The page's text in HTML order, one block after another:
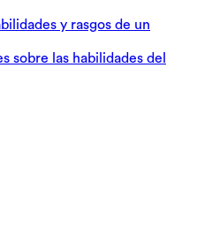
y rasgos de un
sobre las habilidades del